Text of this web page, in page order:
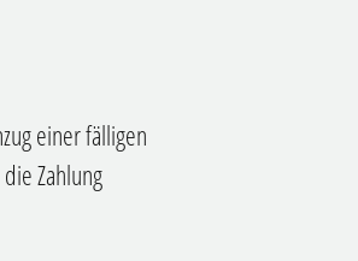
einer fälligen
Zahlung